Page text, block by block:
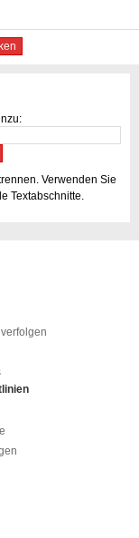
Verwenden Sie
Textabschnitte.